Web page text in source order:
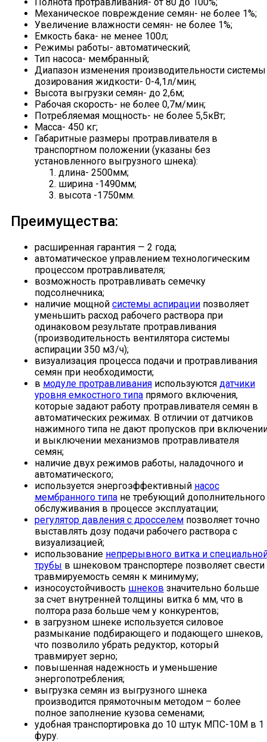
Механическое повреждение семян- не более 1%;
Увеличение влажности семян- не более 1%;
Емкость бака- не менее 100л;
Режимы работы- автоматический;
Тип насоса- мембранный;
Диапазон изменения производительности системы
дозирования жидкости- 0-4,1л/мин;
Высота выгрузки семян- до 2,6м;
Рабочая скорость- не более 0,7м/мин;
Потребляемая мощность- не более 5,5кВт;
Масса- 450 кг;
Габаритные размеры протравливателя в
транспортном положении (указаны без
установленного выгрузного шнека):
длина- 2500мм;
ширина -1490мм;
высота -1750мм.
Преимущества:
расширенная гарантия — 2 года;
автоматическое управлением технологическим
процессом протравливателя;
возможность протравливать семечку
подсолнечника;
наличие мощной системы аспирации позволяет
уменьшить расход рабочего раствора при
одинаковом результате протравливания
(производительность вентилятора системы
аспирации 350 м3/ч);
визуализация процесса подачи и протравливания
семян при необходимости;
в модуле протравливания используются датчики
уровня емкостного типа прямого включения,
которые задают работу протравливателя семян в
автоматических режимах. В отличии от датчиков
нажимного типа не дают пропусков при
и выключении механизмов протравливателя
семян;
наличие двух режимов работы, наладочного и
автоматического;
используется энергоэффективный насос
мембранного типа не требующий дополнительного
обслуживания в процессе эксплуатации;
регулятор давления с дросселем позволяет точно
выставлять дозу подачи рабочего раствора с
визуализацией;
использование непрерывного витка и
трубы в шнековом транспортере позволяет свести
травмируемость семян к минимуму;
износоустойчивость шнеков значительно больше
за счет внутренней толщины витка 6 мм, что в
полтора раза больше чем у конкурентов;
в загрузном шнеке используется силовое
размыкание подбирающего и подающего шнеков,
что позволило убрать редуктор, который
травмирует зерно;
повышенная надежность и уменьшение
энергопотребления;
выгрузка семян из выгрузного шнека
производится прямоточным методом – более
полное заполнение кузова семенами;
удобная транспортировка до 10 штук МПС-10М в 1
фуру.